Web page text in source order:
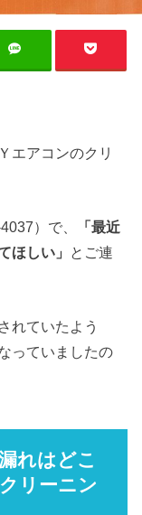
エアコンのクリ
）で、
「最近
ほしい」 とご連
れていたよう
っていましたの
れはどこ
リーニン